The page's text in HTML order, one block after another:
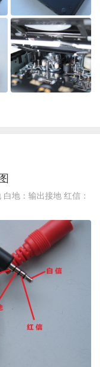
地：输出接地 红信：